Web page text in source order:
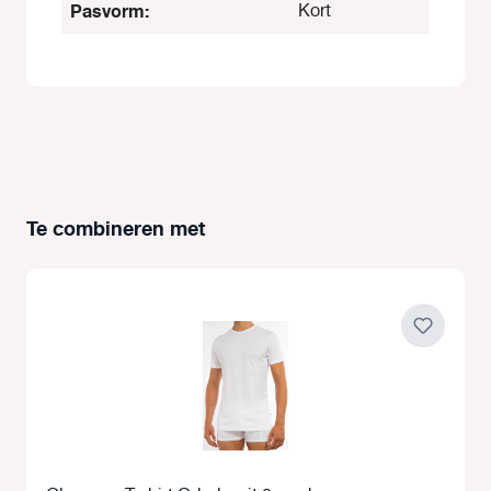
Pasvorm: Kort
Productgalerij overslaan
Te combineren met